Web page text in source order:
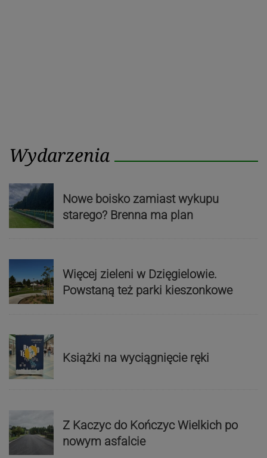
Wydarzenia
Nowe boisko zamiast wykupu
starego? Brenna ma plan
Więcej zieleni w Dzięgielowie.
Powstaną też parki kieszonkowe
Książki na wyciągnięcie ręki
Z Kaczyc do Kończyc Wielkich po
nowym asfalcie